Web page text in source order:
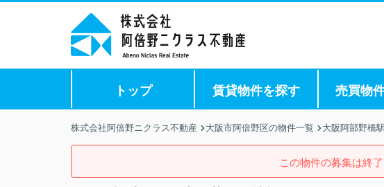
トップ 賃貸物件を探す 売買物
株式会社阿倍野ニクラス不動産 大阪市阿倍野区の物件一覧 大阪阿部野橋駅
この物件の募集は終了